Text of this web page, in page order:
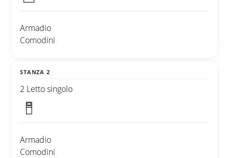
Armadio
Comodini
STANZA 2
2 Letto singolo
Armadio
Comodini